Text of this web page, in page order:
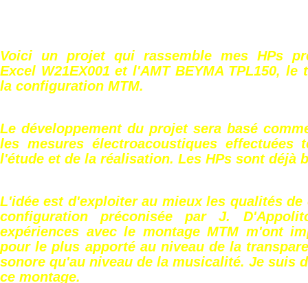
Voici un projet qui rassemble mes HPs
Excel W21EX001 et l'AMT BEYMA TPL150, le
la configuration MTM.
Le développement du projet sera basé
les mesures électroacoustiques effectuées
l'étude et de la réalisation. Les HPs sont déjà
L'idée est d'exploiter au mieux les qualités de
configuration préconisée par J.
expériences avec le montage MTM m'ont
pour le plus apporté au niveau de la
sonore qu'au niveau de la musicalité. Je suis
ce montage.